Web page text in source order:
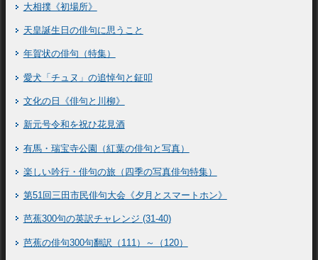
大相撲《初場所》
天皇誕生日の俳句に思うこと
年賀状の俳句（特集）
愛犬「チュヌ」の追悼句と鉦叩
文化の日《俳句と川柳》
新元号令和を祝ひ花見酒
有馬・瑞宝寺公園（紅葉の俳句と写真）
楽しい吟行・俳句の旅（四季の写真俳句特集）
第51回三田市民俳句大会《夕月とスマートホン》
芭蕉300句の英訳チャレンジ (31-40)
芭蕉の俳句300句翻訳（111）～（120）